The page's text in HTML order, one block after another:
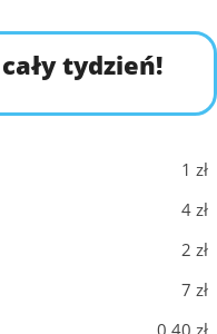
tydzień!
1 zł
4 zł
2 zł
7 zł